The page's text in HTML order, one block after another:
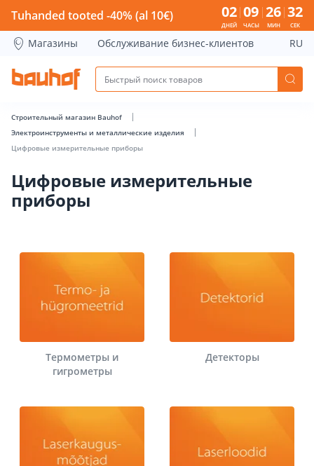
Цифровые измерительные приборы - Bauhof has loaded
Tuhanded tooted -40% (al 10€) 02
ДНЕЙ
09
ЧАСЫ
26
МИН
31
СЕК
Магазины Обслуживание бизнес-клиентов RU
Строительный магазин Bauhof
Электроинструменты и металлические изделия
Цифровые измерительные приборы
Цифровые измерительные
приборы
Термометры и
гигрометры
Детекторы